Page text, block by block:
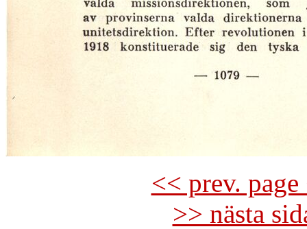
<< prev.
>> nästa